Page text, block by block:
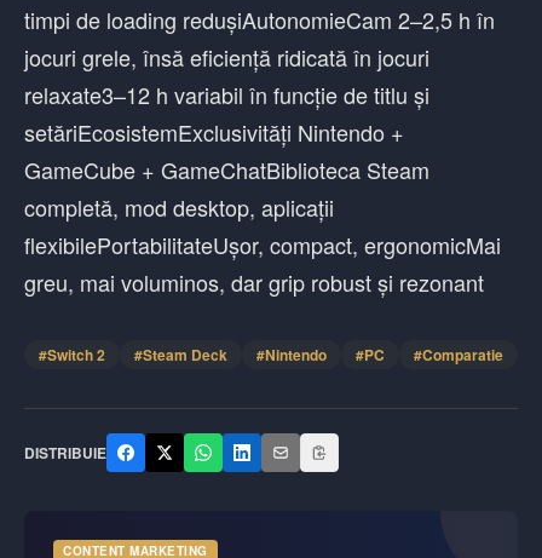
timpi de loading redușiAutonomieCam 2–2,5 h în
jocuri grele, însă eficiență ridicată în jocuri
relaxate3–12 h variabil în funcție de titlu și
setăriEcosistemExclusivități Nintendo +
GameCube + GameChatBiblioteca Steam
completă, mod desktop, aplicații
flexibilePortabilitateUșor, compact, ergonomicMai
greu, mai voluminos, dar grip robust și rezonant
#Switch 2 #Steam Deck #Nintendo #PC #Comparatie
DISTRIBUIE
CONTENT MARKETING